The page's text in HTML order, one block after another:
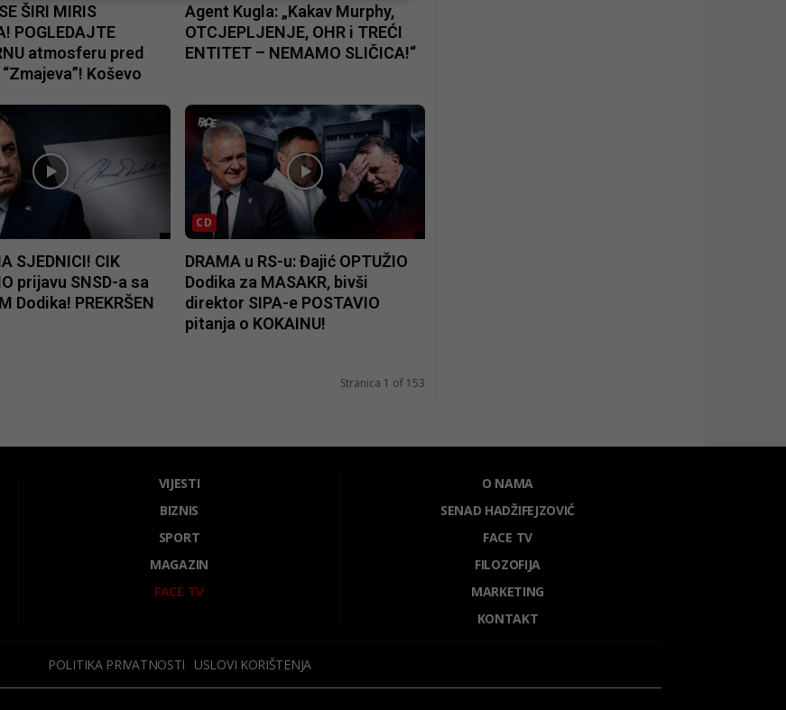
ŠIRI MIRIS
POGLEDAJTE
atmosferu pred
Koševo
Agent Kugla: „Kakav Murphy,
OTCJEPLJENJE, OHR i TREĆI
ENTITET – NEMAMO SLIČICA!“
SJEDNICI! CIK
prijavu SNSD-a sa
Dodika! PREKRŠEN
CD
DRAMA u RS-u: Đajić OPTUŽIO
Dodika za MASAKR, bivši
direktor SIPA-e POSTAVIO
pitanja o KOKAINU!
Stranica 1 of 153
VIJESTI
BIZNIS
SPORT
MAGAZIN
FACE TV
O NAMA
SENAD HADŽIFEJZOVIĆ
FACE TV
FILOZOFIJA
MARKETING
KONTAKT
POLITIKA PRIVATNOSTI USLOVI KORIŠTENJA